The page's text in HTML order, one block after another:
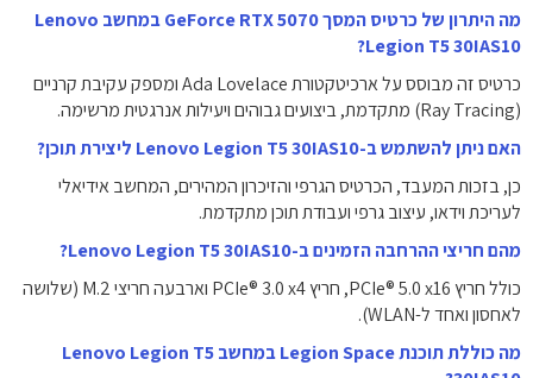
מה היתרון של כרטיס המסך GeForce RTX 5070 במחשב Lenovo
Legion T5 30IAS10?
כרטיס זה מבוסס על ארכיטקטורת Ada Lovelace ומספק עקיבת קרניים
(Ray Tracing) מתקדמת, ביצועים גבוהים ויעילות אנרגטית מרשימה.
האם ניתן להשתמש ב-Lenovo Legion T5 30IAS10 ליצירת תוכן?
כן, בזכות המעבד, הכרטיס הגרפי והזיכרון המהירים, המחשב אידיאלי
לעריכת וידאו, עיצוב גרפי ועבודת תוכן מתקדמת.
מהם חריצי ההרחבה הזמינים ב-Lenovo Legion T5 30IAS10?
כולל חריץ PCIe® 5.0 x16, חריץ PCIe® 3.0 x4 וארבעה חריצי M.2 (שלושה
לאחסון ואחד ל-WLAN).
מה כוללת תוכנת Legion Space במחשב Lenovo Legion T5